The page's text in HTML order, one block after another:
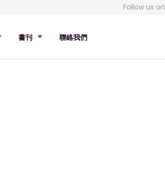
Follow us on
書刊 聯絡我們